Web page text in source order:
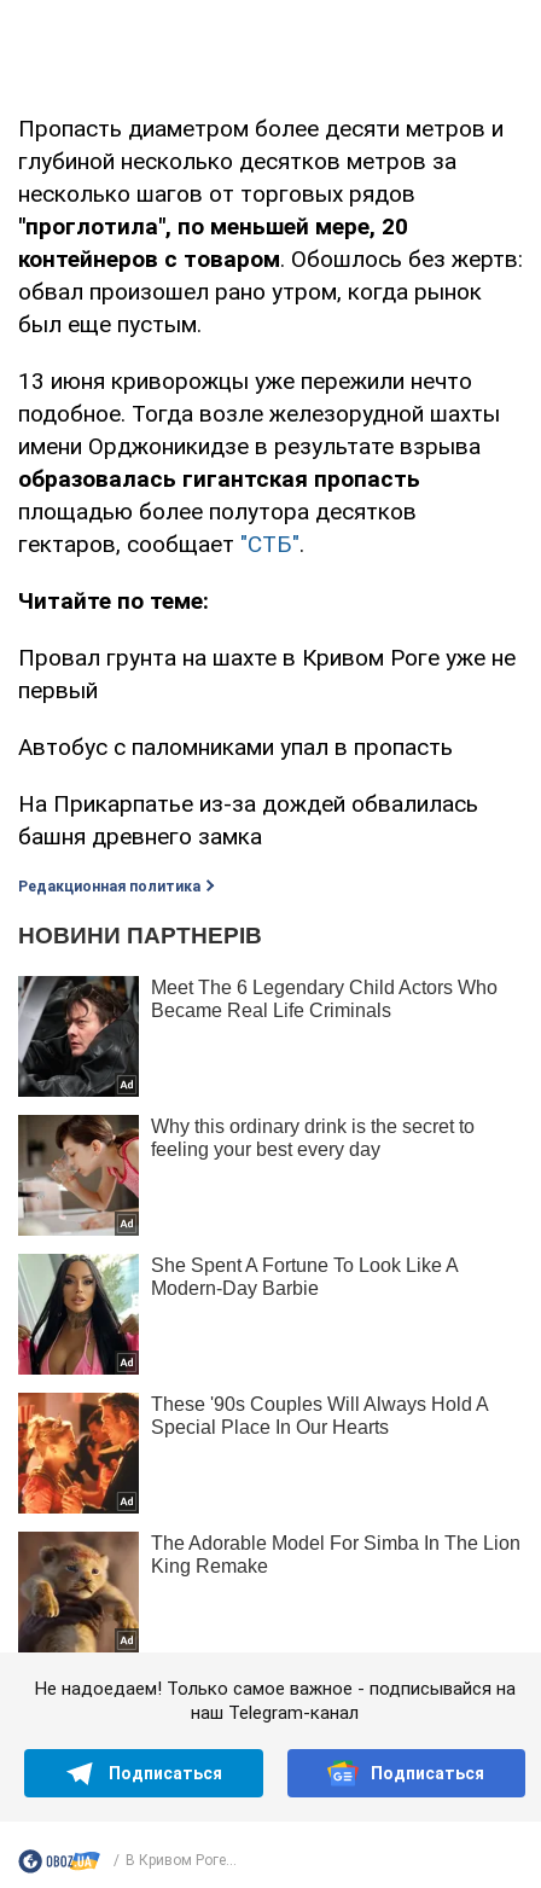
Пропасть диаметром более десяти метров и
глубиной несколько десятков метров за
несколько шагов от торговых рядов
"проглотила", по меньшей мере, 20
контейнеров с товаром. Обошлось без жертв:
обвал произошел рано утром, когда рынок
был еще пустым.
13 июня криворожцы уже пережили нечто
подобное. Тогда возле железорудной шахты
имени Орджоникидзе в результате взрыва
образовалась гигантская пропасть
площадью более полутора десятков
гектаров, сообщает "СТБ".
Читайте по теме:
Провал грунта на шахте в Кривом Роге уже не
первый
Автобус с паломниками упал в пропасть
На Прикарпатье из-за дождей обвалилась
башня древнего замка
Редакционная политика
Не надоедаем! Только самое важное - подписывайся на
наш Telegram-канал
Подписаться Подписаться
В Кривом Роге...